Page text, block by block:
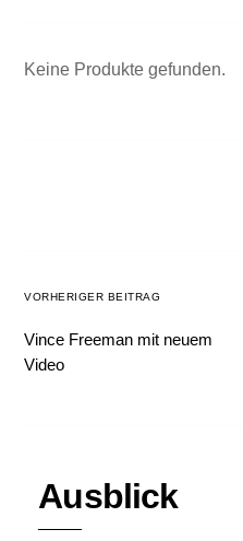
Keine Produkte gefunden.
VORHERIGER BEITRAG
Vince Freeman mit neuem
Video
Ausblick